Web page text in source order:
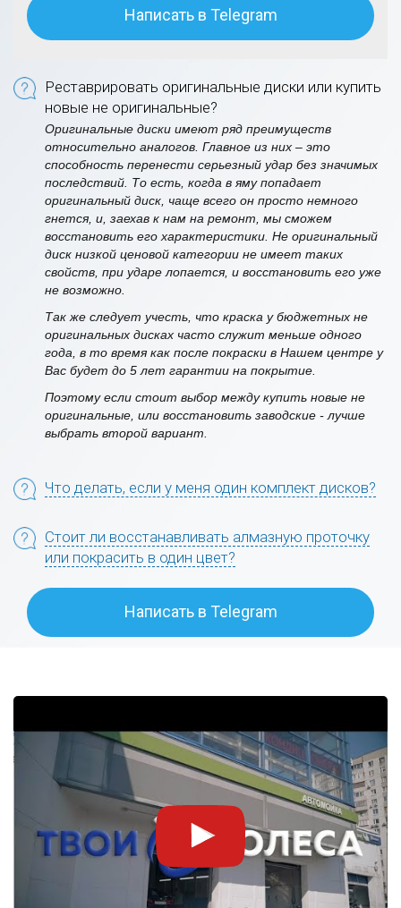
Написать в Telegram
Реставрировать оригинальные диски или купить
новые не оригинальные?
Оригинальные диски имеют ряд преимуществ
относительно аналогов. Главное из них – это
способность перенести серьезный удар без значимых
последствий. То есть, когда в яму попадает
оригинальный диск, чаще всего он просто немного
гнется, и, заехав к нам на ремонт, мы сможем
восстановить его характеристики. Не оригинальный
диск низкой ценовой категории не имеет таких
свойств, при ударе лопается, и восстановить его уже
не возможно.
Так же следует учесть, что краска у бюджетных не
оригинальных дисках часто служит меньше одного
года, в то время как после покраски в Нашем центре у
Вас будет до 5 лет гарантии на покрытие.
Поэтому если стоит выбор между купить новые не
оригинальные, или восстановить заводские - лучше
выбрать второй вариант.
Что делать, если у меня один комплект дисков?
Стоит ли восстанавливать алмазную проточку
или покрасить в один цвет?
Написать в Telegram